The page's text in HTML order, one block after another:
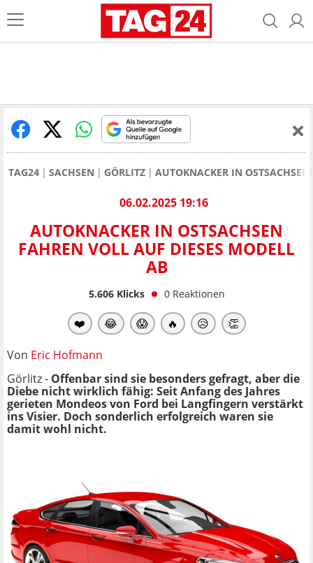
TAG24 SACHSEN GÖRLITZ AUTOKNACKER IN
06.02.2025 19:16
AUTOKNACKER IN OSTSACHSEN
FAHREN VOLL AUF DIESES MODELL
AB
5.606Klicks 0 Reaktionen
❤️ 😂 😱 🔥 😥 👏
Von Eric Hofmann
Görlitz - Offenbar sind sie besonders gefragt, aber die
Diebe nicht wirklich fähig: Seit Anfang des Jahres
gerieten Mondeos von Ford bei Langfingern verstärkt
ins Visier. Doch sonderlich erfolgreich waren sie
damit wohl nicht.